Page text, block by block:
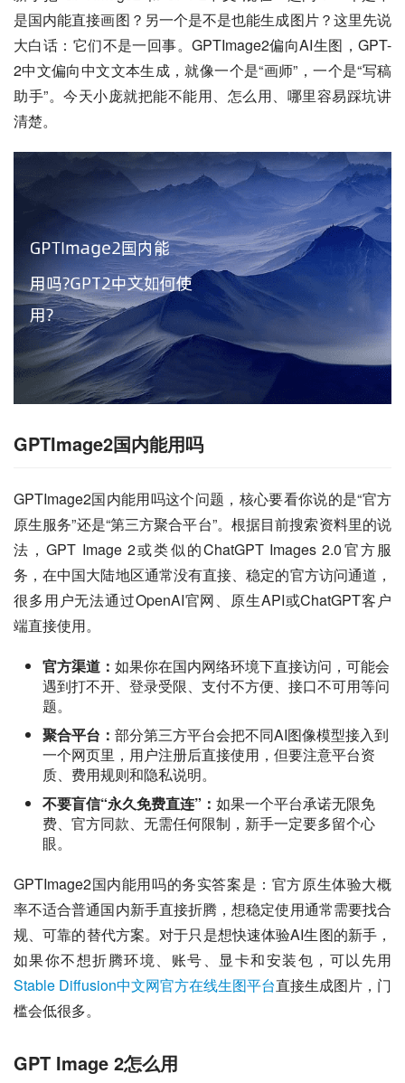
是国内能直接画图？另一个是不是也能生成图片？这里先说
大白话：它们不是一回事。GPTImage2偏向AI生图，GPT-
2中文偏向中文文本生成，就像一个是“画师”，一个是“写稿
助手”。今天小庞就把能不能用、怎么用、哪里容易踩坑讲
清楚。
GPTImage2国内能用吗
GPTImage2国内能用吗这个问题，核心要看你说的是“官方
原生服务”还是“第三方聚合平台”。根据目前搜索资料里的说
法，GPT Image 2或类似的ChatGPT Images 2.0官方服
务，在中国大陆地区通常没有直接、稳定的官方访问通道，
很多用户无法通过OpenAI官网、原生API或ChatGPT客户
端直接使用。
官方渠道： 如果你在国内网络环境下直接访问，可能会
遇到打不开、登录受限、支付不方便、接口不可用等问
题。
聚合平台： 部分第三方平台会把不同AI图像模型接入到
一个网页里，用户注册后直接使用，但要注意平台资
质、费用规则和隐私说明。
不要盲信“永久免费直连”： 如果一个平台承诺无限免
费、官方同款、无需任何限制，新手一定要多留个心
眼。
GPTImage2国内能用吗的务实答案是：官方原生体验大概
率不适合普通国内新手直接折腾，想稳定使用通常需要找合
规、可靠的替代方案。对于只是想快速体验AI生图的新手，
如果你不想折腾环境、账号、显卡和安装包，可以先用
Stable Diffusion中文网官方在线生图平台直接生成图片，门
槛会低很多。
GPT Image 2怎么用